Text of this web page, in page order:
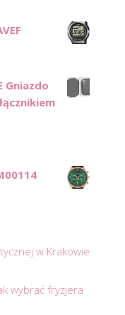
Gniazdo
w Krakowie
wybrać fryzjera